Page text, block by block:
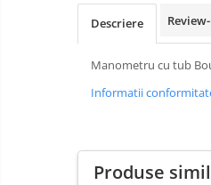
Descriere
Manometru cu tub
Informatii
Produse